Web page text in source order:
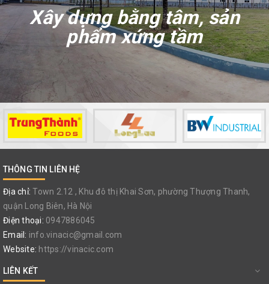
Xây dựng bằng tâm, sản
phẩm xứng tầm
THÔNG TIN LIÊN HỆ
Địa chỉ: Town 2.12 , Khu đô thị Khai Sơn, phường Thượng Thanh,
quận Long Biên, Hà Nội
Điện thoại: 0947886045
Email: info.vinacic@gmail.com
Website: https://vinacic.com
LIÊN KẾT